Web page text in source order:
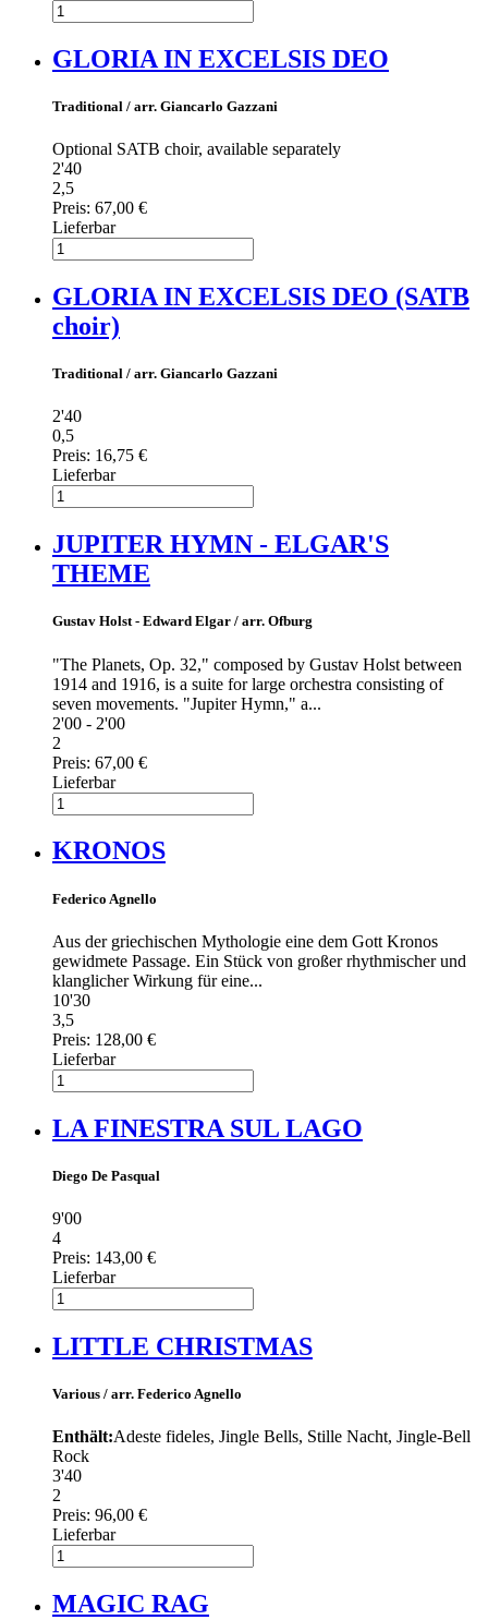
GLORIA IN EXCELSIS DEO
Traditional / arr. Giancarlo Gazzani
Optional SATB choir, available separately
2'40
2,5
Preis: 67,00 €
Lieferbar
GLORIA IN EXCELSIS DEO (SATB
choir)
Traditional / arr. Giancarlo Gazzani
2'40
0,5
Preis: 16,75 €
Lieferbar
JUPITER HYMN - ELGAR'S
THEME
Gustav Holst - Edward Elgar / arr. Ofburg
"The Planets, Op. 32," composed by Gustav Holst between
1914 and 1916, is a suite for large orchestra consisting of
seven movements. "Jupiter Hymn," a...
2'00 - 2'00
2
Preis: 67,00 €
Lieferbar
KRONOS
Federico Agnello
Aus der griechischen Mythologie eine dem Gott Kronos
gewidmete Passage. Ein Stück von großer rhythmischer und
klanglicher Wirkung für eine...
10'30
3,5
Preis: 128,00 €
Lieferbar
LA FINESTRA SUL LAGO
Diego De Pasqual
9'00
4
Preis: 143,00 €
Lieferbar
LITTLE CHRISTMAS
Various / arr. Federico Agnello
Enthält:Adeste fideles, Jingle Bells, Stille Nacht, Jingle-Bell
Rock
3'40
2
Preis: 96,00 €
Lieferbar
MAGIC RAG